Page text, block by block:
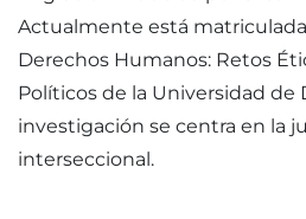
Actualmente está
Derechos Humanos: Retos
Políticos de la Universidad de
investigación se centra en la
interseccional.